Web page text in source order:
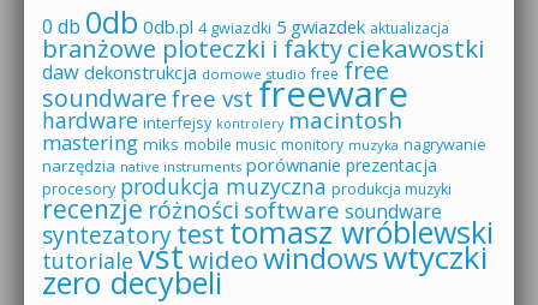
0 db 0db 0db.pl 4 gwiazdki 5 gwiazdek aktualizacja
branżowe ploteczki i faktyciekawostki
daw dekonstrukcja domowe studio free free
soundware free vst freeware
hardware interfejsy kontrolery macintosh
mastering miks mobile music monitory muzyka nagrywanie
narzędzia native instruments porównanie prezentacja
procesory produkcja muzyczna produkcja muzyki
recenzje różności software soundware
syntezatorytesttomasz wróblewski
tutoriale vstwideowindowswtyczki
zero decybeli